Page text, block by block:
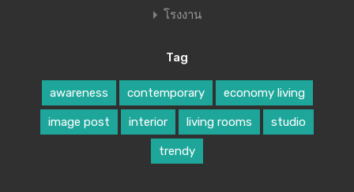
โรงงาน
Tag
awareness contemporary economy living
image post interior living rooms studio
trendy